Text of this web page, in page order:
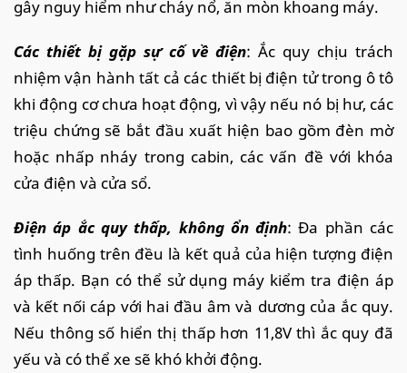
gây nguy hiểm như cháy nổ, ăn mòn khoang máy.
Các thiết bị gặp sự cố về điện: Ắc quy chịu trách
nhiệm vận hành tất cả các thiết bị điện tử trong ô tô
khi động cơ chưa hoạt động, vì vậy nếu nó bị hư, các
triệu chứng sẽ bắt đầu xuất hiện bao gồm đèn mờ
hoặc nhấp nháy trong cabin, các vấn đề với khóa
cửa điện và cửa sổ.
Điện áp ắc quy thấp, không ổn định: Đa phần các
tình huống trên đều là kết quả của hiện tượng điện
áp thấp. Bạn có thể sử dụng máy kiểm tra điện áp
và kết nối cáp với hai đầu âm và dương của ắc quy.
Nếu thông số hiển thị thấp hơn 11,8V thì ắc quy đã
yếu và có thể xe sẽ khó khởi động.